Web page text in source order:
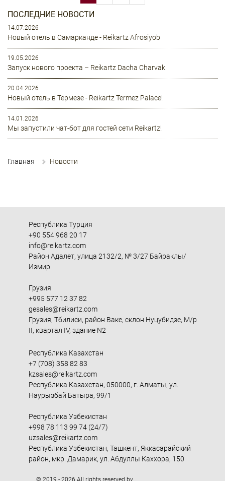
ПОСЛЕДНИЕ НОВОСТИ
14.07.2026
Новый отель в Самарканде - Reikartz Afrosiyob
19.05.2026
Запуск нового проекта – Reikartz Dacha Charvak
20.04.2026
Новый отель в Термезе - Reikartz Termez Palace!
14.01.2026
Мы запустили чат-бот для гостей сети Reikartz!
Главная Новости
Республика Турция
+90 554 968 20 17
info@reikartz.com
Район Адалет, улица 2132/2, № 3/27 Байраклы/
Измир
Грузия
+995 577 12 37 82
gesales@reikartz.com
Грузия, Тбилиси, район Ваке, склон Нуцубидзе, М/р
II, квартал IV, здание N2
Республика Казахстан
+7 (708) 358 82 83
kzsales@reikartz.com
Республика Казахстан, 050000, г. Алматы, ул.
Наурызбай Батыра, 99/1
Республика Узбекистан
+998 78 113 99 74 (24/7)
uzsales@reikartz.com
Республика Узбекистан, Ташкент, Яккасарайский
район, мкр. Дамарик, ул. Абдуллы Каххора, 150
© 2019 - 2026 All rights reserved by